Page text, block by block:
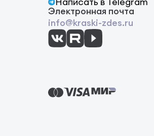
Электронная почта
info@kraski-zdes.ru